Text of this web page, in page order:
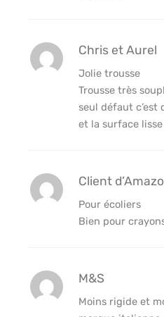
Chris et Aurel
Jolie trousse
Trousse très
seul défaut c’est
et la surface
Client
Pour écoliers
Bien pour
M&S
Moins rigide et